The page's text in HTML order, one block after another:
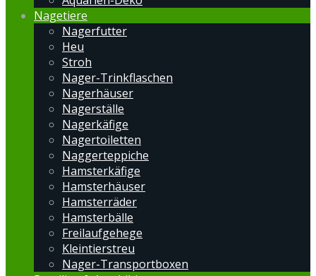
Nagetiere
Nagerfutter
Heu
Stroh
Nager-Trinkflaschen
Nagerhäuser
Nagerställe
Nagerkäfige
Nagertoiletten
Naggerteppiche
Hamsterkäfige
Hamsterhäuser
Hamsterräder
Hamsterbälle
Freilaufgehege
Kleintierstreu
Nager-Transportboxen